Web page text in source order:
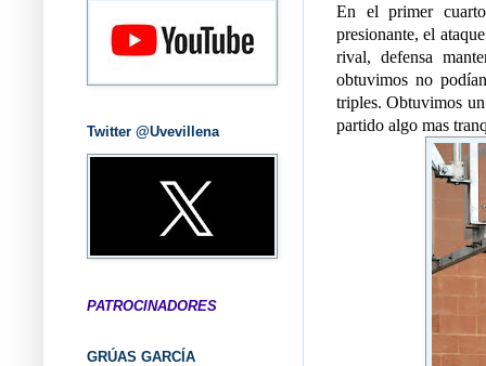
En el primer
presionante, el
rival, defensa
obtuvimos no
triples. Obtuvimos
partido algo mas
Twitter @Uvevillena
PATROCINADORES
GRÚAS GARCÍA